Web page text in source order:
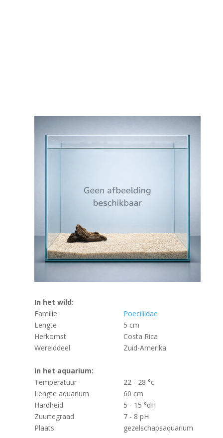
In het wild:
Familie
Poeciliidae
Lengte
5 cm
Herkomst
Costa Rica
Werelddeel
Zuid-Amerika
In het aquarium:
Temperatuur
22 - 28 °c
Lengte aquarium
60 cm
Hardheid
5 - 15 °dH
Zuurtegraad
7 - 8 pH
Plaats
gezelschapsaquarium